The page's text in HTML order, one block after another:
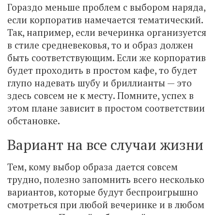
Гораздо меньше проблем с выбором наряда,
если корпоратив намечается тематический.
Так, например, если вечеринка организуется
в стиле средневековья, то и образ должен
быть соответствующим. Если же корпоратив
будет проходить в простом кафе, то будет
глупо надевать шубу и бриллианты — это
здесь совсем не к месту. Помните, успех в
этом плане зависит в простом соответствии
обстановке.
Вариант на все случаи жизни
Тем, кому выбор образа дается совсем
трудно, полезно запомнить всего несколько
вариантов, которые будут беспроигрышно
смотреться при любой вечеринке и в любом